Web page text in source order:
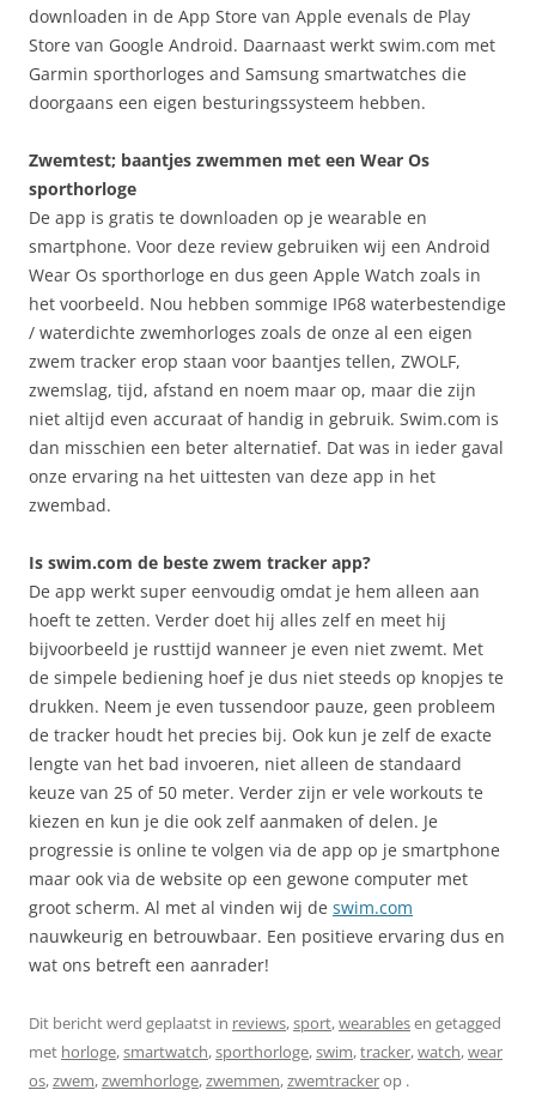
downloaden in de App Store van Apple evenals de Play
Store van Google Android. Daarnaast werkt swim.com met
Garmin sporthorloges and Samsung smartwatches die
doorgaans een eigen besturingssysteem hebben.
Zwemtest; baantjes zwemmen met een Wear Os
sporthorloge
De app is gratis te downloaden op je wearable en
smartphone. Voor deze review gebruiken wij een Android
Wear Os sporthorloge en dus geen Apple Watch zoals in
het voorbeeld. Nou hebben sommige IP68 waterbestendige
/ waterdichte zwemhorloges zoals de onze al een eigen
zwem tracker erop staan voor baantjes tellen, ZWOLF,
zwemslag, tijd, afstand en noem maar op, maar die zijn
niet altijd even accuraat of handig in gebruik. Swim.com is
dan misschien een beter alternatief. Dat was in ieder gaval
onze ervaring na het uittesten van deze app in het
zwembad.
Is swim.com de beste zwem tracker app?
De app werkt super eenvoudig omdat je hem alleen aan
hoeft te zetten. Verder doet hij alles zelf en meet hij
bijvoorbeeld je rusttijd wanneer je even niet zwemt. Met
de simpele bediening hoef je dus niet steeds op knopjes te
drukken. Neem je even tussendoor pauze, geen probleem
de tracker houdt het precies bij. Ook kun je zelf de exacte
lengte van het bad invoeren, niet alleen de standaard
keuze van 25 of 50 meter. Verder zijn er vele workouts te
kiezen en kun je die ook zelf aanmaken of delen. Je
progressie is online te volgen via de app op je smartphone
maar ook via de website op een gewone computer met
groot scherm. Al met al vinden wij de swim.com
nauwkeurig en betrouwbaar. Een positieve ervaring dus en
wat ons betreft een aanrader!
Dit bericht werd geplaatst in reviews,sport,wearablesen getagged
met horloge,smartwatch,sporthorloge,swim,tracker,watch,wear
os,zwem,zwemhorloge,zwemmen,zwemtrackerop .